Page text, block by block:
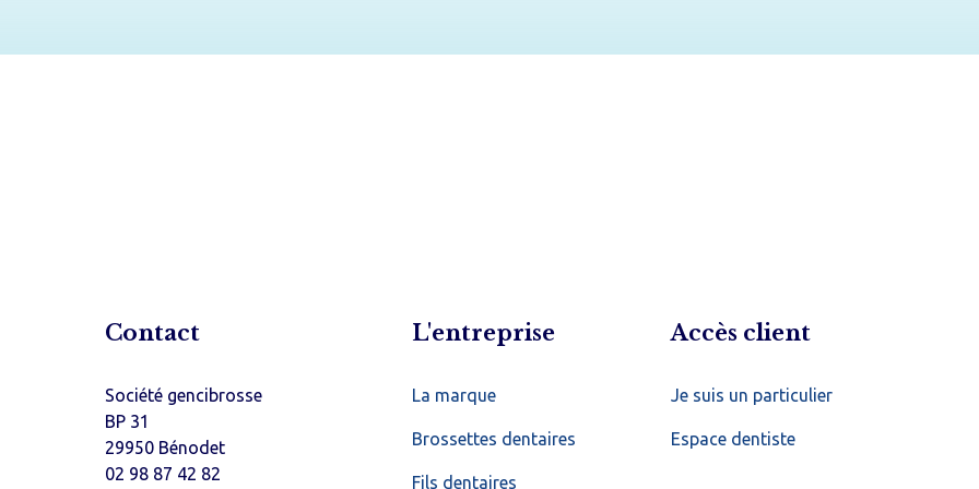
Contact
Société gencibrosse
BP 31
29950 Bénodet
02 98 87 42 82
L'entreprise
La marque
Brossettes dentaires
Fils dentaires
Accès client
Je suis un particulier
Espace dentiste